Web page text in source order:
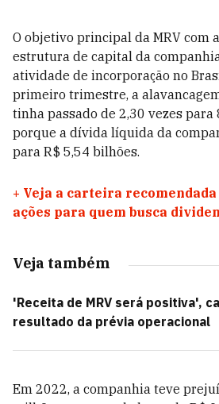
O objetivo principal da MRV com
estrutura de capital da
atividade de incorporação no
primeiro trimestre, a
tinha passado de 2,30 vezes para
porque a dívida líquida da
para R$ 5,54 bilhões.
+ Veja a carteira
ações para quem busca
Veja também
'Receita de MRV será positiva',
resultado da prévia operacional
Em 2022, a companhia teve